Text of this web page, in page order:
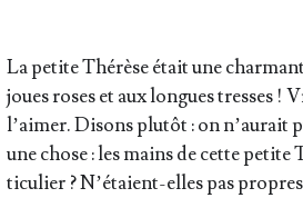
La petite Thé­rèse était une
joues roses et aux longues tresses !
l’aimer. Disons plu­tôt : on n’aurait
une chose : les mains de cette
ti­cu­lier ? N’étaient-elles pas